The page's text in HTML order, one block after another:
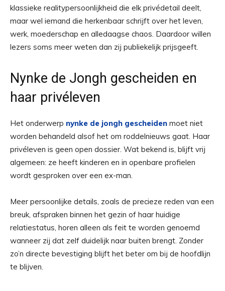
klassieke realitypersoonlijkheid die elk privédetail deelt,
maar wel iemand die herkenbaar schrijft over het leven,
werk, moederschap en alledaagse chaos. Daardoor willen
lezers soms meer weten dan zij publiekelijk prijsgeeft.
Nynke de Jongh gescheiden en
haar privéleven
Het onderwerp nynke de jongh gescheiden moet niet
worden behandeld alsof het om roddelnieuws gaat. Haar
privéleven is geen open dossier. Wat bekend is, blijft vrij
algemeen: ze heeft kinderen en in openbare profielen
wordt gesproken over een ex-man.
Meer persoonlijke details, zoals de precieze reden van een
breuk, afspraken binnen het gezin of haar huidige
relatiestatus, horen alleen als feit te worden genoemd
wanneer zij dat zelf duidelijk naar buiten brengt. Zonder
zo’n directe bevestiging blijft het beter om bij de hoofdlijn
te blijven.